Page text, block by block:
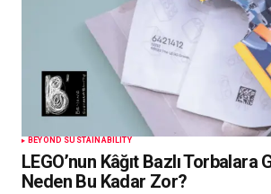
BEYOND SUSTAINABILITY
LEGO’nun Kâğıt Bazlı Torbalara
Neden Bu Kadar Zor?